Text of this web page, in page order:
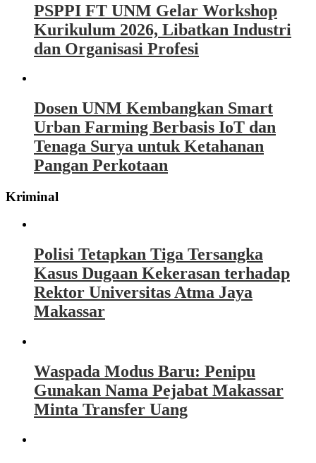
PSPPI FT UNM Gelar Workshop
Kurikulum 2026, Libatkan Industri
dan Organisasi Profesi
Dosen UNM Kembangkan Smart
Urban Farming Berbasis IoT dan
Tenaga Surya untuk Ketahanan
Pangan Perkotaan
Kriminal
Polisi Tetapkan Tiga Tersangka
Kasus Dugaan Kekerasan terhadap
Rektor Universitas Atma Jaya
Makassar
Waspada Modus Baru: Penipu
Gunakan Nama Pejabat Makassar
Minta Transfer Uang